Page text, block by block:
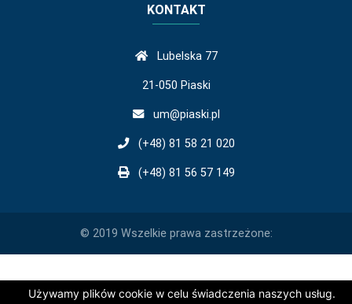
Używamy plików cookie w celu świadczenia naszych usług.
KONTAKT
Lubelska 77
21-050 Piaski
um@piaski.pl
(+48) 81 58 21 020
(+48) 81 56 57 149
© 2019 Wszelkie prawa zastrzeżone: